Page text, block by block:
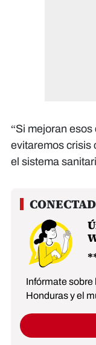
“Si mejoran
evitaremos crisis
el sistema
Infórmate
Honduras y el